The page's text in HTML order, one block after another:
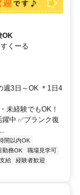
OK
くーる
週3日～OK ＊1日4
経験でもOK！
中 ✅ブランク復
間以内OK
勤務OK
職場見学可
給
経験者歓迎